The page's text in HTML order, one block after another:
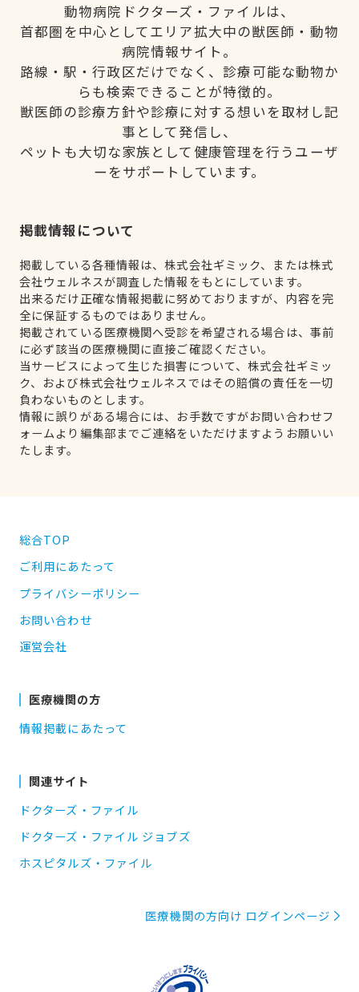
動物病院ドクターズ・ファイルは、
首都圏を中心としてエリア拡大中の獣医師・動物
病院情報サイト。
路線・駅・行政区だけでなく、診療可能な動物か
らも検索できることが特徴的。
獣医師の診療方針や診療に対する想いを取材し記
事として発信し、
ペットも大切な家族として健康管理を行うユーザ
ーをサポートしています。
掲載情報について
掲載している各種情報は、株式会社ギミック、または株式
会社ウェルネスが調査した情報をもとにしています。
出来るだけ正確な情報掲載に努めておりますが、内容を完
全に保証するものではありません。
掲載されている医療機関へ受診を希望される場合は、事前
に必ず該当の医療機関に直接ご確認ください。
当サービスによって生じた損害について、株式会社ギミッ
ク、および株式会社ウェルネスではその賠償の責任を一切
負わないものとします。
情報に誤りがある場合には、お手数ですがお問い合わせフ
ォームより編集部までご連絡をいただけますようお願いい
たします。
総合TOP
ご利用にあたって
プライバシーポリシー
お問い合わせ
運営会社
医療機関の方
情報掲載にあたって
関連サイト
ドクターズ・ファイル
ドクターズ・ファイル ジョブズ
ホスピタルズ・ファイル
医療機関の方向け ログインページ